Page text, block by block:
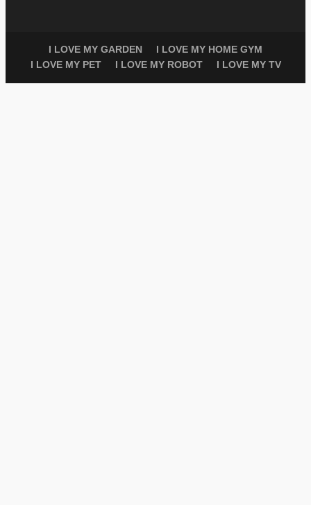
I LOVE MY GARDEN
I LOVE MY HOME GYM
I LOVE MY PET
I LOVE MY ROBOT I LOVE MY TV